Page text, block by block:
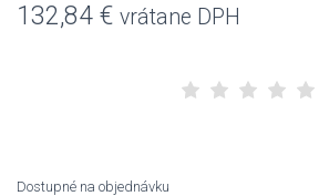
132,84 € vrátane DPH
Dostupné na objednávku